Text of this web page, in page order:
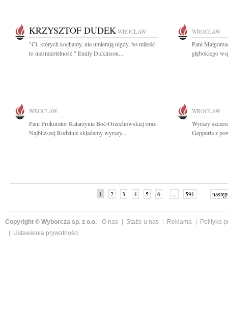
KRZYSZTOF DUDEK WROCŁAW
"Ci, których kochamy, nie umierają nigdy, bo miłość
to nieśmiertelność." Emily Dickinson...
WROCŁAW
Pani
głębokiego
WROCŁAW
Pani Prokurator Katarzynie Boć-Orzechowskiej oraz
Najbliższej Rodzinie składamy wyrazy...
WROCŁAW
Wyrazy
Gepperta z
1 2 3 4 5 6 ... 591
Copyright © Wyborcza sp. z o.o. O nas Staże u nas Reklama
Polityka
Ustawienia prywatności